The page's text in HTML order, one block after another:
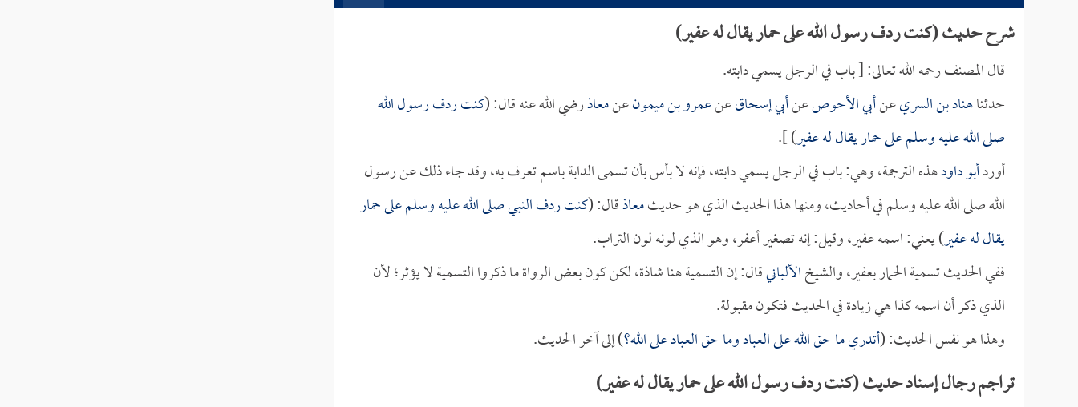
شرح حديث (كنت ردف رسول الله على حمار يقال له عفير)
قال المصنف رحمه الله تعالى: [ باب في الرجل يسمي دابته.
حدثناهناد بن السريعنأبي الأحوصعنأبي إسحاقعنعمرو بن ميمونعنمعاذرضي الله عنه قال: (كنت ردف رسول الله
صلى الله عليه وسلم على حمار يقال له عفير) ].
أوردأبو داودهذه الترجمة، وهي: باب في الرجل يسمي دابته، فإنه لا بأس بأن تسمى الدابة باسم تعرف به، وقد جاء ذلك عن رسول
الله صلى الله عليه وسلم في أحاديث، ومنها هذا الحديث الذي هو حديثمعاذقال: (كنت ردف النبي صلى الله عليه وسلم على حمار
يقال له عفير) يعني: اسمه عفير، وقيل: إنه تصغير أعفر، وهو الذي لونه لون التراب.
ففي الحديث تسمية الحمار بعفير، والشيخالألبانيقال: إن التسمية هنا شاذة، لكن كون بعض الرواة ما ذكروا التسمية لا يؤثر؛ لأن
الذي ذكر أن اسمه كذا هي زيادة في الحديث فتكون مقبولة.
وهذا هو نفس الحديث: (أتدري ما حق الله على العباد وما حق العباد على الله؟) إلى آخر الحديث.
تراجم رجال إسناد حديث (كنت ردف رسول الله على حمار يقال له عفير)